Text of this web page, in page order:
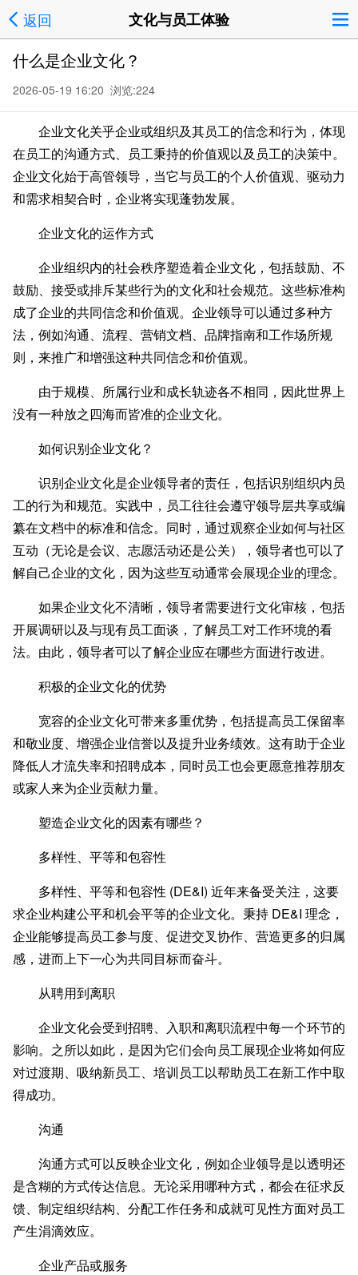
返回 文化与员工体验
什么是企业文化？
2026-05-19 16:20 浏览:224
企业文化关乎企业或组织及其员工的信念和行为，体现
在员工的沟通方式、员工秉持的价值观以及员工的决策中。
企业文化始于高管领导，当它与员工的个人价值观、驱动力
和需求相契合时，企业将实现蓬勃发展。
企业文化的运作方式
企业组织内的社会秩序塑造着企业文化，包括鼓励、不
鼓励、接受或排斥某些行为的文化和社会规范。这些标准构
成了企业的共同信念和价值观。企业领导可以通过多种方
法，例如沟通、流程、营销文档、品牌指南和工作场所规
则，来推广和增强这种共同信念和价值观。
由于规模、所属行业和成长轨迹各不相同，因此世界上
没有一种放之四海而皆准的企业文化。
如何识别企业文化？
识别企业文化是企业领导者的责任，包括识别组织内员
工的行为和规范。实践中，员工往往会遵守领导层共享或编
纂在文档中的标准和信念。同时，通过观察企业如何与社区
互动（无论是会议、志愿活动还是公关），领导者也可以了
解自己企业的文化，因为这些互动通常会展现企业的理念。
如果企业文化不清晰，领导者需要进行文化审核，包括
开展调研以及与现有员工面谈，了解员工对工作环境的看
法。由此，领导者可以了解企业应在哪些方面进行改进。
积极的企业文化的优势
宽容的企业文化可带来多重优势，包括提高员工保留率
和敬业度、增强企业信誉以及提升业务绩效。这有助于企业
降低人才流失率和招聘成本，同时员工也会更愿意推荐朋友
或家人来为企业贡献力量。
塑造企业文化的因素有哪些？
多样性、平等和包容性
多样性、平等和包容性 (DE&I) 近年来备受关注，这要
求企业构建公平和机会平等的企业文化。秉持 DE&I 理念，
企业能够提高员工参与度、促进交叉协作、营造更多的归属
感，进而上下一心为共同目标而奋斗。
从聘用到离职
企业文化会受到招聘、入职和离职流程中每一个环节的
影响。之所以如此，是因为它们会向员工展现企业将如何应
对过渡期、吸纳新员工、培训员工以帮助员工在新工作中取
得成功。
沟通
沟通方式可以反映企业文化，例如企业领导是以透明还
是含糊的方式传达信息。无论采用哪种方式，都会在征求反
馈、制定组织结构、分配工作任务和成就可见性方面对员工
产生涓滴效应。
企业产品或服务